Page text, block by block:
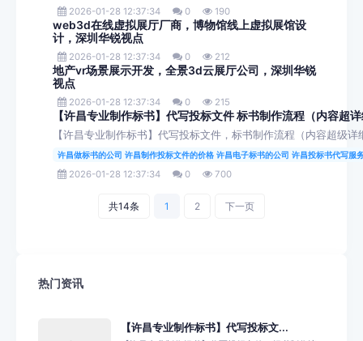
2026-01-28 12:37:34 0 190
web3d在线虚拟展厅厂商，博物馆线上虚拟展馆设
计，深圳华锐视点
2026-01-28 12:37:34 0 212
地产vr场景展示开发，全景3d云展厅公司，深圳华锐
视点
2026-01-28 12:37:34 0 215
【许昌专业制作标书】代写投标文件 标书制作流程（内容超
【许昌专业制作标书】代写投标文件，标书制作流程（内容超级详
许昌做标书的公司 许昌制作投标文件的价格 许昌电子标书的公司 许昌投标书代写服
2026-01-28 12:37:34 0 700
共14条 1 2 下一页
热门资讯
【许昌专业制作标书】代写投标文...